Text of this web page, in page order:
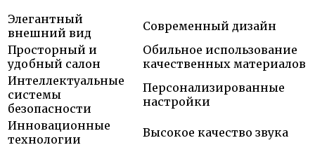
Элегантный
внешний вид
Современный дизайн
Просторный и
удобный салон
Обильное использование
качественных материалов
Интеллектуальные
системы
безопасности
Персонализированные
настройки
Инновационные
технологии
Высокое качество звука